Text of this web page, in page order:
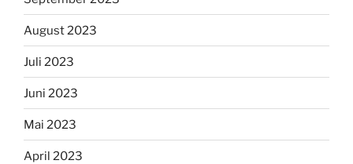
August 2023
Juli 2023
Juni 2023
Mai 2023
April 2023